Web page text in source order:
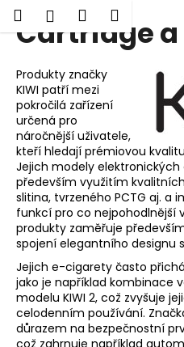
Přejít
HledatPřihlášení
Nákupní
košík
Cartridge a
Produkty značky
KIWI patří mezi
pokročilá zařízení
určená pro
náročnější uživatele,
kteří hledají prémiovou
Jejich modely
především využitím
slitina, tvrzeného PCTG aj.
funkcí pro co nejpohodlnější
produkty zaměřuje
spojení elegantního designu
Jejich e-cigarety často
jako je například kombinace
modelu KIWI 2, což zvyšuje
celodenním používání.
důrazem na bezpečnostní
což zahrnuje například
o Zpět
Zpět
C
o
p
o
t
ř
e
b
u
j
e
t
e